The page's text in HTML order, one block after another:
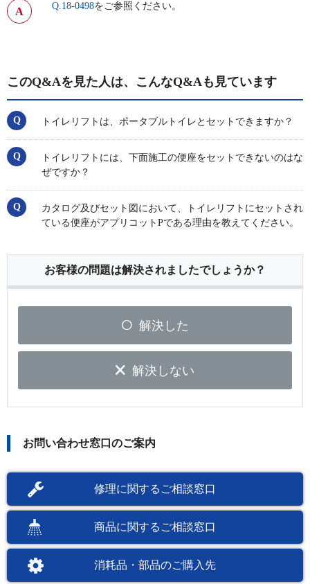
Q.18-0498をご参照ください。
このQ&Aを見た人は、こんなQ&Aも見ています
トイレリフトは、ポータブルトイレとセットできますか？
トイレリフトには、下面施工の便座をセットできないのはな
ぜですか？
カタログ及びセット図において、トイレリフトにセットされ
ている便座がアプリコットPである理由を教えてください。
お客様の問題は解決されましたでしょうか？
解決した
解決しない
お問い合わせ窓口のご案内
修理に関するご相談窓口
商品に関するご相談窓口
消耗品・部品のご購入先